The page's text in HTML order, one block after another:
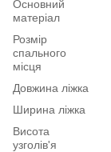
Основний
матеріал
Розмір
спального
місця
Довжина ліжка
Ширина ліжка
Висота
узголів'я